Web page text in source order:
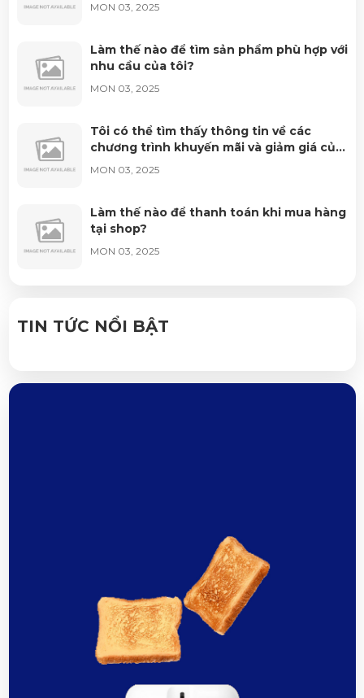
MON 03, 2025
Làm thế nào để tìm sản phẩm phù hợp với
nhu cầu của tôi?
MON 03, 2025
Tôi có thể tìm thấy thông tin về các
chương trình khuyến mãi và giảm giá của
shop ở đâu?
MON 03, 2025
Làm thế nào để thanh toán khi mua hàng
tại shop?
MON 03, 2025
MON 03, 2025
TIN TỨC NỔI BẬT